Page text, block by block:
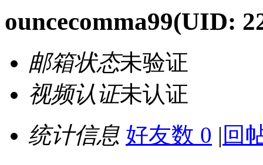
ouncecomma99(UID:
邮箱状态未验证
视频认证未认证
统计信息 好友数 0 | 回